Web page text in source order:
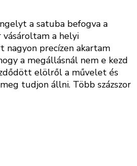
a satuba befogva a
a helyi
precízen akartam
a megállásnál nem e kezd
elölről a művelet és
tudjon állni. Több százszor